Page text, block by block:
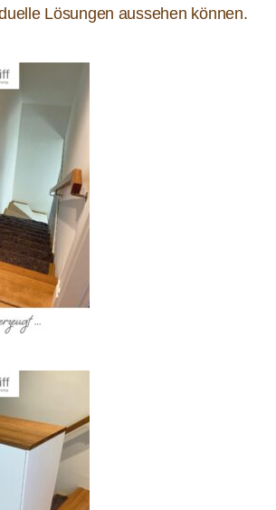
Lösungen aussehen können.